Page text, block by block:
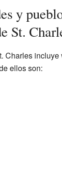
y
St.
Charles
ellos son: